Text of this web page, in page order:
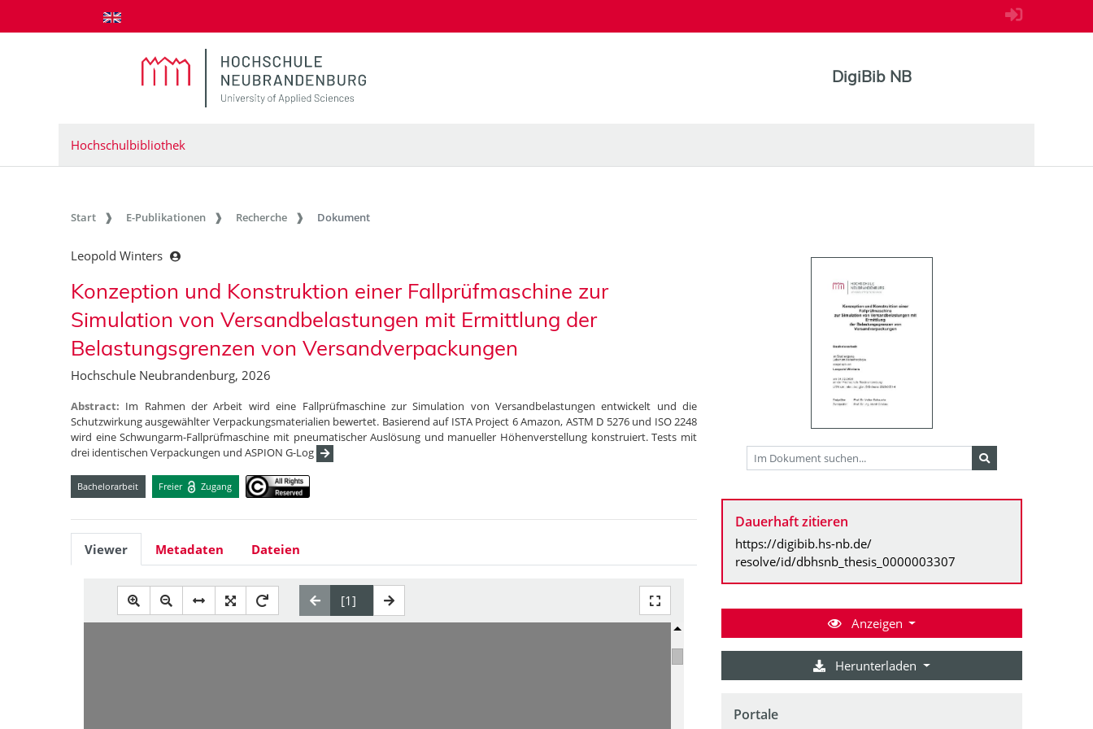
zum Inhalt springen
DigiBib NB
Hochschulbibliothek
Start E-Publikationen Recherche Dokument
Leopold Winters
Konzeption und Konstruktion einer Fallprüfmaschine zur
Simulation von Versandbelastungen mit Ermittlung der
Belastungsgrenzen von Versandverpackungen
Hochschule Neubrandenburg, 2026
Abstract: Im Rahmen der Arbeit wird eine Fallprüfmaschine zur Simulation von Versandbelastungen entwickelt und die
Schutzwirkung ausgewählter Verpackungsmaterialien bewertet. Basierend auf ISTA Project 6 Amazon, ASTM D 5276 und ISO 2248
wird eine Schwungarm-Fallprüfmaschine mit pneumatischer Auslösung und manueller Höhenverstellung konstruiert. Tests mit
drei identischen Verpackungen und ASPION G-Log
Bachelorarbeit Freier Zugang
Viewer Metadaten Dateien
Dauerhaft zitieren
https://digibib.hs-nb.de/
resolve/id/dbhsnb_thesis_0000003307
Anzeigen
Herunterladen
Portale